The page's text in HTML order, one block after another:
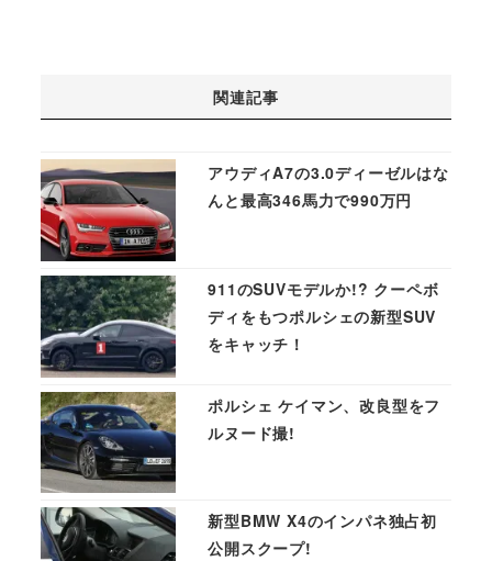
関連記事
アウディA7の3.0ディーゼルはな
んと最高346馬力で990万円
911のSUVモデルか!? クーペボ
ディをもつポルシェの新型SUV
をキャッチ！
ポルシェ ケイマン、改良型をフ
ルヌード撮!
新型BMW X4のインパネ独占初
公開スクープ!